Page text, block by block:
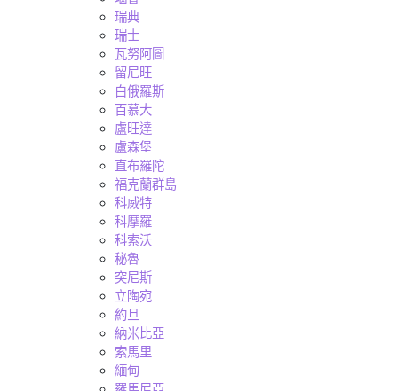
瑞典
瑞士
瓦努阿圖
留尼旺
白俄羅斯
百慕大
盧旺達
盧森堡
直布羅陀
福克蘭群島
科威特
科摩羅
科索沃
秘魯
突尼斯
立陶宛
約旦
納米比亞
索馬里
緬甸